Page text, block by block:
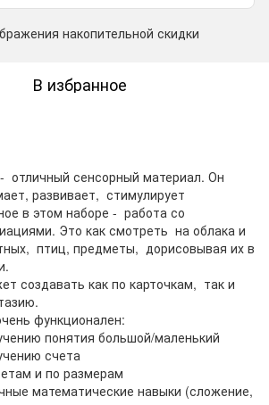
накопительной скидки
В избранное
сенсорный материал. Он
развивает, стимулирует
в этом наборе - работа со
Это как смотреть на облака и
птиц, предметы, дорисовывая их в
создавать как по карточкам, так и
функционален:
понятия большой/маленький
счета
и по размерам
математические навыки (сложение,